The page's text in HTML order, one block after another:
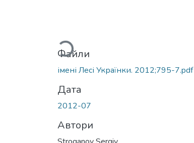
Вантажиться...
Файли
імені Лесі Українки. 2012;795-7.pdf
Дата
2012-07
Автори